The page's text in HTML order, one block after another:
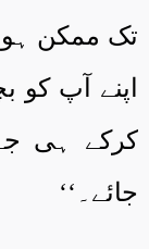
تک ممکن
اپنے آپ کو
کرکے ہی
جائے۔‘‘